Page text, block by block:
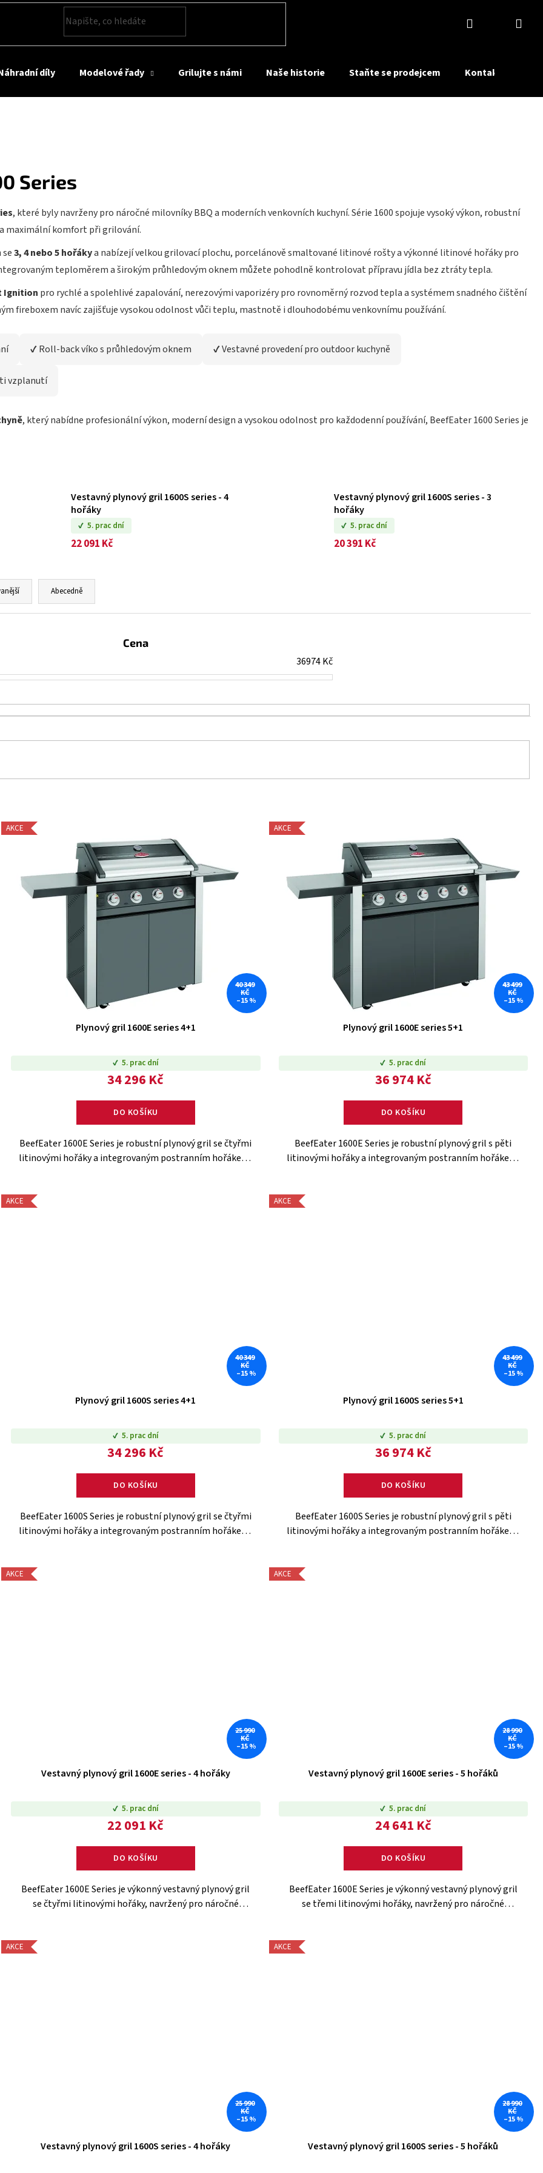
díly Modelové řady Grilujte s námi Naše historie Staňte se prodejcem Kontakty
Přihlášení
Series
, které byly navrženy pro náročné milovníky BBQ a moderních venkovních kuchyní. Série 1600 spojuje vysoký výkon, robustní
maximální komfort při grilování.
3, 4 nebo 5 hořákya nabízejí velkou grilovací plochu, porcelánově smaltované litinové rošty a výkonné litinové hořáky pro
teploměrem a širokým průhledovým oknem můžete pohodlně kontrolovat přípravu jídla bez ztráty tepla.
Ignition pro rychlé a spolehlivé zapalování, nerezovými vaporizéry pro rovnoměrný rozvod tepla a systémem snadného čištění
fireboxem navíc zajišťuje vysokou odolnost vůči teplu, mastnotě i dlouhodobému venkovnímu používání.
✔ Roll-back víko s průhledovým oknem ✔ Vestavné provedení pro outdoor kuchyně
vzplanutí
, který nabídne profesionální výkon, moderní design a vysokou odolnost pro každodenní používání, BeefEater 1600 Series je
Vestavný plynový gril 1600S series - 4
hořáky
5. prac dní
22 091 Kč
Vestavný plynový gril 1600S series - 3
hořáky
5. prac dní
20 391 Kč
Abecedně
Cena
36974Kč
AKCE
40 349
KČ
–15 %
Plynový gril 1600E series 4+1
5. prac dní
34 296 Kč
DO KOŠÍKU
BeefEater 1600E Series je robustní plynový gril se čtyřmi
litinovými hořáky a integrovaným postranním hořákem,
AKCE
43 499
KČ
–15 %
Plynový gril 1600E series 5+1
5. prac dní
36 974 Kč
DO KOŠÍKU
BeefEater 1600E Series je robustní plynový gril s pěti
litinovými hořáky a integrovaným postranním hořákem,
AKCE
40 349
KČ
–15 %
Plynový gril 1600S series 4+1
5. prac dní
34 296 Kč
DO KOŠÍKU
BeefEater 1600S Series je robustní plynový gril se čtyřmi
litinovými hořáky a integrovaným postranním hořákem,
AKCE
43 499
KČ
–15 %
Plynový gril 1600S series 5+1
5. prac dní
36 974 Kč
DO KOŠÍKU
BeefEater 1600S Series je robustní plynový gril s pěti
litinovými hořáky a integrovaným postranním hořákem,
AKCE
25 990
KČ
–15 %
Vestavný plynový gril 1600E series - 4 hořáky
5. prac dní
22 091 Kč
DO KOŠÍKU
BeefEater 1600E Series je výkonný vestavný plynový gril
se čtyřmi litinovými hořáky, navržený pro náročné
AKCE
28 990
KČ
–15 %
Vestavný plynový gril 1600E series - 5 hořáků
5. prac dní
24 641 Kč
DO KOŠÍKU
BeefEater 1600E Series je výkonný vestavný plynový gril
se třemi litinovými hořáky, navržený pro náročné
AKCE
25 990
KČ
–15 %
Vestavný plynový gril 1600S series - 4 hořáky
AKCE
28 990
KČ
–15 %
Vestavný plynový gril 1600S series - 5 hořáků